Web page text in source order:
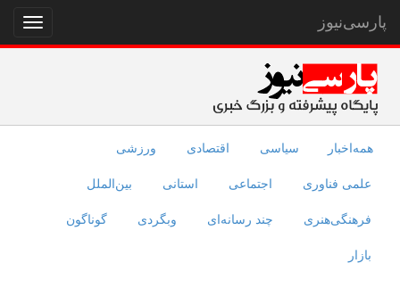
نمایش
منو
پارسی‌نیوز
همه‌اخبار سیاسی اقتصادی ورزشی
علمی فناوری اجتماعی استانی بین‌الملل
فرهنگی‌هنری چند رسانه‌ای وبگردی گوناگون
بازار